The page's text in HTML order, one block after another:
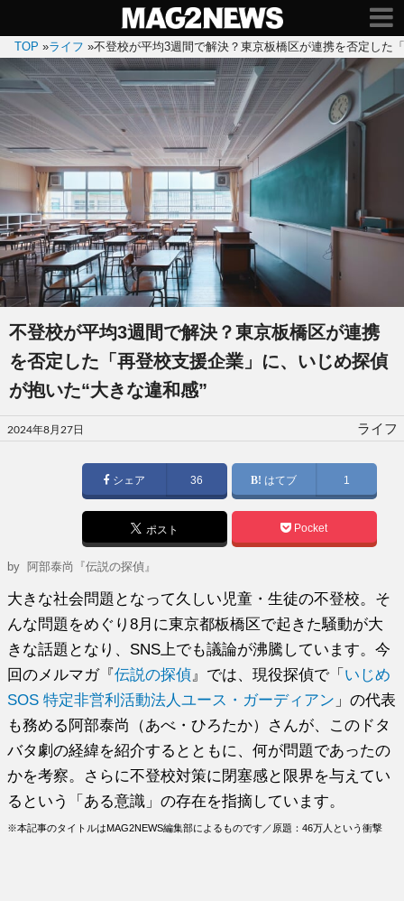
TOP »ライフ »不登校が平均3週間で解決？東京板橋区が連携を否定した
不登校が平均3週間で解決？東京板橋区が連携
を否定した「再登校支援企業」に、いじめ探偵
が抱いた“大きな違和感”
投
稿
2024年8月27日 ライフ
シェア 36 はてブ 1
ポスト Pocket
by 阿部泰尚『伝説の探偵』
大きな社会問題となって久しい児童・生徒の不登校。そ
んな問題をめぐり8月に東京都板橋区で起きた騒動が大
きな話題となり、SNS上でも議論が沸騰しています。今
回のメルマガ『伝説の探偵 』では、現役探偵で「 いじめ
SOS 特定非営利活動法人ユース・ガーディアン 」の代表
も務める阿部泰尚（あべ・ひろたか）さんが、このドタ
バタ劇の経緯を紹介するとともに、何が問題であったの
かを考察。さらに不登校対策に閉塞感と限界を与えてい
るという「ある意識」の存在を指摘しています。
※本記事のタイトルはMAG2NEWS編集部によるものです／原題：46万人という衝撃